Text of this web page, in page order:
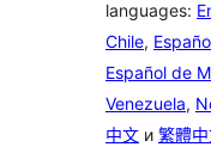
languages:
Chile,
Español de
Venezuela,
中文 и 繁體